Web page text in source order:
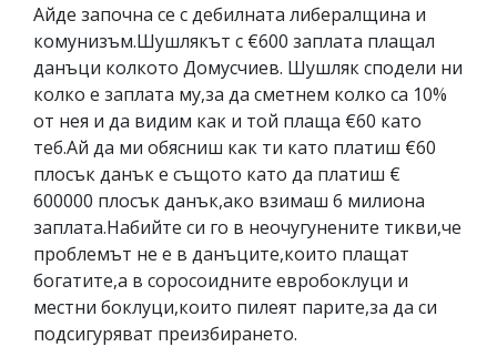
Айде започна се с дебилната либералщина и
комунизъм.Шушлякът с €600 заплата плащал
данъци колкото Домусчиев. Шушляк сподели ни
колко е заплата му,за да сметнем колко са 10%
от нея и да видим как и той плаща €60 като
теб.Ай да ми обясниш как ти като платиш €60
плосък данък е същото като да платиш €
600000 плосък данък,ако взимаш 6 милиона
заплата.Набийте си го в неочугунените тикви,че
проблемът не е в данъците,които плащат
богатите,а в соросоидните евробоклуци и
местни боклуци,които пилеят парите,за да си
подсигуряват преизбирането.